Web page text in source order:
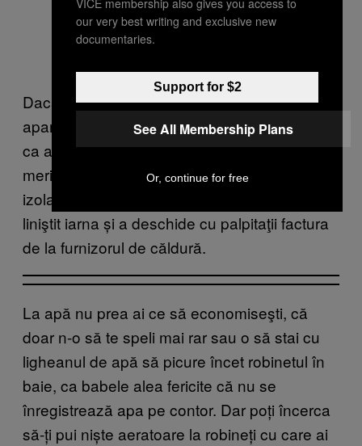
Dacă eşti din Bucureşti, găsirea unui
apartament cu centrală proprie poate părea
ca alergatul după cai verzi pe pereţi, dar
merită efortul. Un alt avantaj e dacă este
izolat termic blocul. E diferența dintre a a sta
liniştit iarna și a deschide cu palpitaţii factura
de la furnizorul de căldură.
La apă nu prea ai ce să economiseşti, că
doar n-o să te speli mai rar sau o să stai cu
ligheanul de apă să picure încet robinetul în
baie, ca babele alea fericite că nu se
înregistrează apa pe contor. Dar poți încerca
să-ți pui niște aeratoare la robineți cu care ai
our very best writing and exclusive new
documentaries.
Support for $2
See All Membership Plans
Or, continue for free